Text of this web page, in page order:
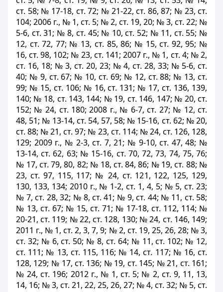
ст. 58; № 17-18, ст. 72; № 21-22, ст. 86, 87; № 23, ст.
104; 2006 г., № 1, ст. 5; № 2, ст. 19, 20; № 3, ст. 22; №
5-6, ст. 31; № 8, ст. 45; № 10, ст. 52; № 11, ст. 55; №
12, ст. 72, 77; № 13, ст. 85, 86; № 15, ст. 92, 95; №
16, ст. 98, 102; № 23, ст. 141; 2007 г., № 1, ст. 4; № 2,
ст. 16, 18; № 3, ст. 20, 23; № 4, ст. 28, 33; № 5-6, ст.
40; № 9, ст. 67; № 10, ст. 69; № 12, ст. 88; № 13, ст.
99; № 15, ст. 106; № 16, ст. 131; № 17, ст. 136, 139,
140; № 18, ст. 143, 144; № 19, ст. 146, 147; № 20, ст.
152; № 24, ст. 180; 2008 г., № 6-7, ст. 27; № 12, ст.
48, 51; № 13-14, ст. 54, 57, 58; № 15-16, ст. 62; № 20,
ст. 88; № 21, ст. 97; № 23, ст. 114; № 24, ст. 126, 128,
129; 2009 г., № 2-3, ст. 7, 21; № 9-10, ст. 47, 48; №
13-14, ст. 62, 63; № 15-16, ст. 70, 72, 73, 74, 75, 76;
№ 17, ст. 79, 80, 82; № 18, ст. 84, 86; № 19, ст. 88; №
23, ст. 97, 115, 117; № 24, ст. 121, 122, 125, 129,
130, 133, 134; 2010 г., № 1-2, ст. 1, 4, 5; № 5, ст. 23;
№ 7, ст. 28, 32; № 8, ст. 41; № 9, ст. 44; № 11, ст. 58;
№ 13, ст. 67; № 15, ст. 71; № 17-18, ст. 112, 114; №
20-21, ст. 119; № 22, ст. 128, 130; № 24, ст. 146, 149;
2011 г., № 1, ст. 2, 3, 7, 9; № 2, ст. 19, 25, 26, 28; № 3,
ст. 32; № 6, ст. 50; № 8, ст. 64; № 11, ст. 102; № 12,
ст. 111; № 13, ст. 115, 116; № 14, ст. 117; № 16, ст.
128, 129; № 17, ст. 136; № 19, ст. 145; № 21, ст. 161;
№ 24, ст. 196; 2012 г., № 1, ст. 5; № 2, ст. 9, 11, 13,
14, 16; № 3, ст. 21, 22, 25, 26, 27; № 4, ст. 32; № 5, ст.